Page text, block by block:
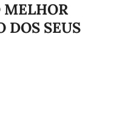
MELHOR
DOS SEUS